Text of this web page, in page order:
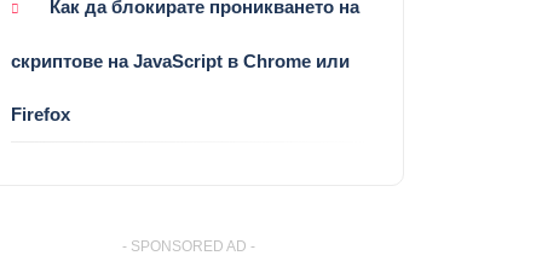
Как да блокирате проникването на
скриптове на JavaScript в Chrome или
Firefox
- SPONSORED AD -